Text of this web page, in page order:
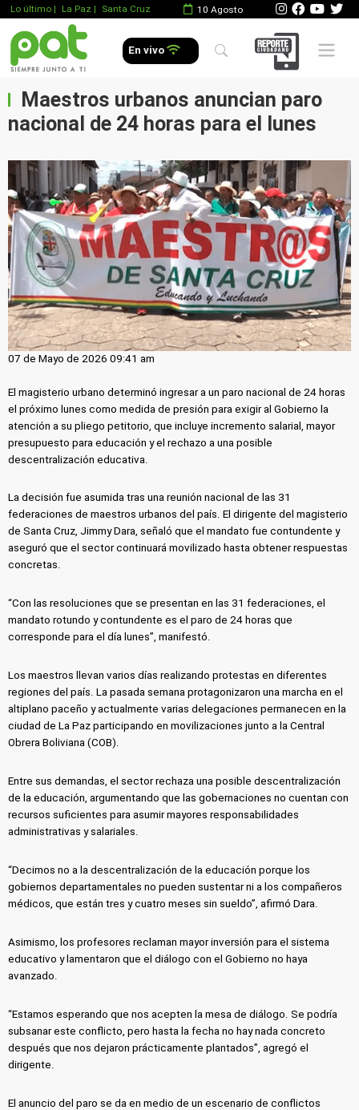
Lo último | La Paz | Santa Cruz 10 Agosto
En vivo Mobile
Maestros urbanos anuncian paro
nacional de 24 horas para el lunes
07 de Mayo de 2026 09:41 am
El magisterio urbano determinó ingresar a un paro nacional de 24 horas
el próximo lunes como medida de presión para exigir al Gobierno la
atención a su pliego petitorio, que incluye incremento salarial, mayor
presupuesto para educación y el rechazo a una posible
descentralización educativa.
La decisión fue asumida tras una reunión nacional de las 31
federaciones de maestros urbanos del país. El dirigente del magisterio
de Santa Cruz, Jimmy Dara, señaló que el mandato fue contundente y
aseguró que el sector continuará movilizado hasta obtener respuestas
concretas.
“Con las resoluciones que se presentan en las 31 federaciones, el
mandato rotundo y contundente es el paro de 24 horas que
corresponde para el día lunes”, manifestó.
Los maestros llevan varios días realizando protestas en diferentes
regiones del país. La pasada semana protagonizaron una marcha en el
altiplano paceño y actualmente varias delegaciones permanecen en la
ciudad de La Paz participando en movilizaciones junto a la Central
Obrera Boliviana (COB).
Entre sus demandas, el sector rechaza una posible descentralización
de la educación, argumentando que las gobernaciones no cuentan con
recursos suficientes para asumir mayores responsabilidades
administrativas y salariales.
“Decimos no a la descentralización de la educación porque los
gobiernos departamentales no pueden sustentar ni a los compañeros
médicos, que están tres y cuatro meses sin sueldo”, afirmó Dara.
Asimismo, los profesores reclaman mayor inversión para el sistema
educativo y lamentaron que el diálogo con el Gobierno no haya
avanzado.
“Estamos esperando que nos acepten la mesa de diálogo. Se podría
subsanar este conflicto, pero hasta la fecha no hay nada concreto
después que nos dejaron prácticamente plantados”, agregó el
dirigente.
El anuncio del paro se da en medio de un escenario de conflictos